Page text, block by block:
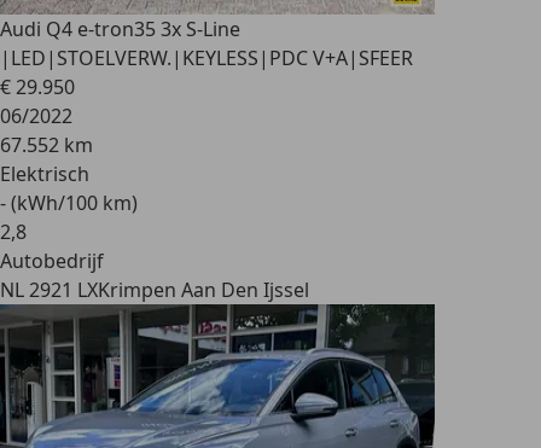
Audi Q4 e-tron35 3x S-Line
|LED|STOELVERW.|KEYLESS|PDC V+A|SFEER
€ 29.950
06/2022
67.552 km
Elektrisch
- (kWh/100 km)
2,8
Autobedrijf
NL 2921 LXKrimpen Aan Den Ijssel